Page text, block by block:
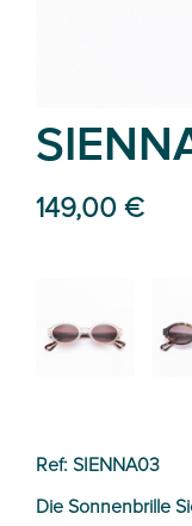
149,00 €
Ref: SIENNA03
Die Sonnenbrille